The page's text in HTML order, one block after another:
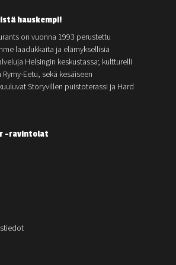
hauskempi!
on vuonna 1993 perustettu
laadukkaita ja elämyksellisiä
Helsingin keskustassa; kultturelli
Eetu, sekä kesäiseen
Storyvillen puistoterassi ja Hard
-ravintolat